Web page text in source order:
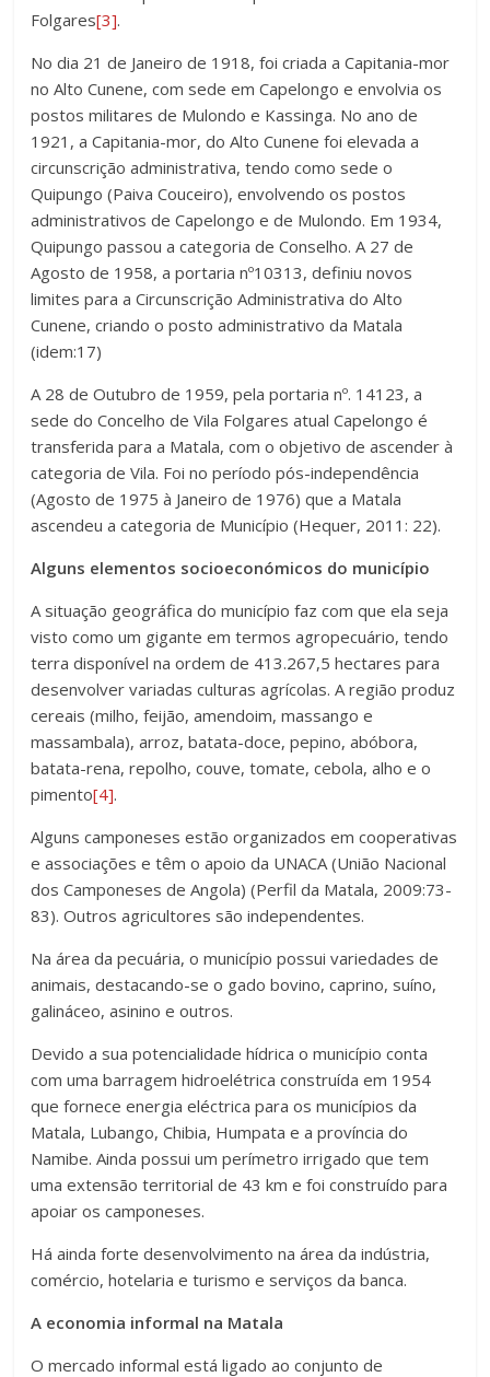
Folgares[3].
No dia 21 de Janeiro de 1918, foi criada a Capitania-mor
no Alto Cunene, com sede em Capelongo e envolvia os
postos militares de Mulondo e Kassinga. No ano de
1921, a Capitania-mor, do Alto Cunene foi elevada a
circunscrição administrativa, tendo como sede o
Quipungo (Paiva Couceiro), envolvendo os postos
administrativos de Capelongo e de Mulondo. Em 1934,
Quipungo passou a categoria de Conselho. A 27 de
Agosto de 1958, a portaria nº10313, definiu novos
limites para a Circunscrição Administrativa do Alto
Cunene, criando o posto administrativo da Matala
(idem:17)
A 28 de Outubro de 1959, pela portaria nº. 14123, a
sede do Concelho de Vila Folgares atual Capelongo é
transferida para a Matala, com o objetivo de ascender à
categoria de Vila. Foi no período pós-independência
(Agosto de 1975 à Janeiro de 1976) que a Matala
ascendeu a categoria de Município (Hequer, 2011: 22).
Alguns elementos socioeconómicos do município
A situação geográfica do município faz com que ela seja
visto como um gigante em termos agropecuário, tendo
terra disponível na ordem de 413.267,5 hectares para
desenvolver variadas culturas agrícolas. A região produz
cereais (milho, feijão, amendoim, massango e
massambala), arroz, batata-doce, pepino, abóbora,
batata-rena, repolho, couve, tomate, cebola, alho e o
pimento[4].
Alguns camponeses estão organizados em cooperativas
e associações e têm o apoio da UNACA (União Nacional
dos Camponeses de Angola) (Perfil da Matala, 2009:73-
83). Outros agricultores são independentes.
Na área da pecuária, o município possui variedades de
animais, destacando-se o gado bovino, caprino, suíno,
galináceo, asinino e outros.
Devido a sua potencialidade hídrica o município conta
com uma barragem hidroelétrica construída em 1954
que fornece energia eléctrica para os municípios da
Matala, Lubango, Chibia, Humpata e a província do
Namibe. Ainda possui um perímetro irrigado que tem
uma extensão territorial de 43 km e foi construído para
apoiar os camponeses.
Há ainda forte desenvolvimento na área da indústria,
comércio, hotelaria e turismo e serviços da banca.
A economia informal na Matala
O mercado informal está ligado ao conjunto de